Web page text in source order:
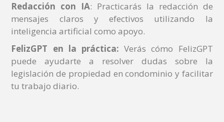
Redacción con IA: Practicarás la redacción de
mensajes claros y efectivos utilizando la
inteligencia artificial como apoyo.
FelizGPT en la práctica: Verás cómo FelizGPT
puede ayudarte a resolver dudas sobre la
legislación de propiedad en condominio y facilitar
tu trabajo diario.